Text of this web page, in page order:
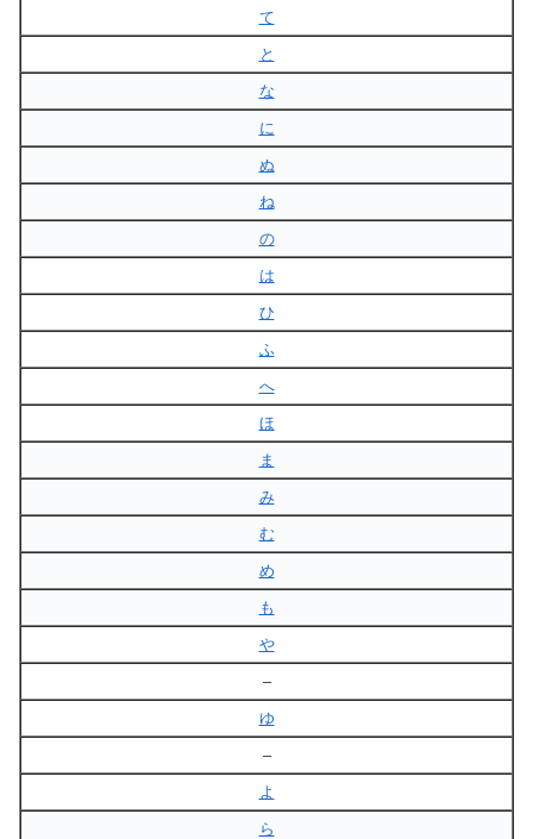
て
と
な
に
ぬ
ね
の
は
ひ
ふ
へ
ほ
ま
み
む
め
も
や
–
ゆ
–
よ
ら